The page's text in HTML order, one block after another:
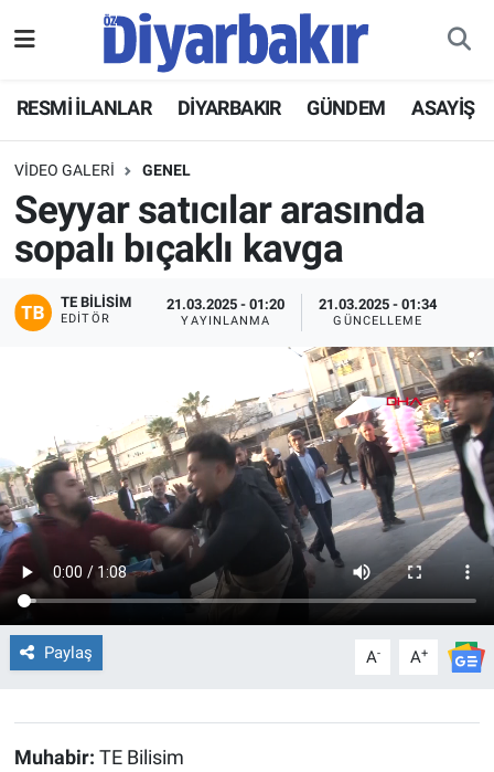
RESMİ İLANLAR DİYARBAKIR GÜNDEM ASAYİŞ
VIDEO GALERI GENEL
Seyyar satıcılar arasında
sopalı bıçaklı kavga
TE BILISIM
EDITÖR
21.03.2025 - 01:20
YAYINLANMA
21.03.2025 - 01:34
GÜNCELLEME
Paylaş A- A+
Muhabir: TE Bilisim
ASAYİŞ
DİYARBAKIR
EKONOMİ
GÜNDEM
KÜLTÜR SANAT
EĞİTİM
ÖZEL HABER
POLİTİKA
SPOR
Hava Durumu
Namaz Vakitleri
Trafik Durumu
Süper Lig Puan Durumu ve Fikstür
Son Dakika Haberleri
Haber Arşivi